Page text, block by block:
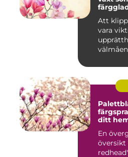
Att
vara
ditt
En
översikt
redhead" Palettblad